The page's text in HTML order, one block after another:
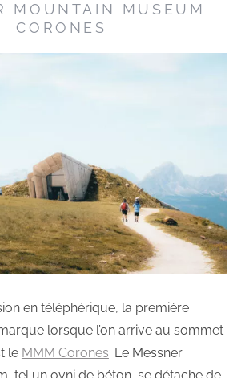
MOUNTAIN MUSEUM
CORONES
en téléphérique, la première
lorsque l’on arrive au sommet
le MMM Corones. Le Messner